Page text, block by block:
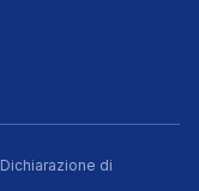
Dichiarazione di